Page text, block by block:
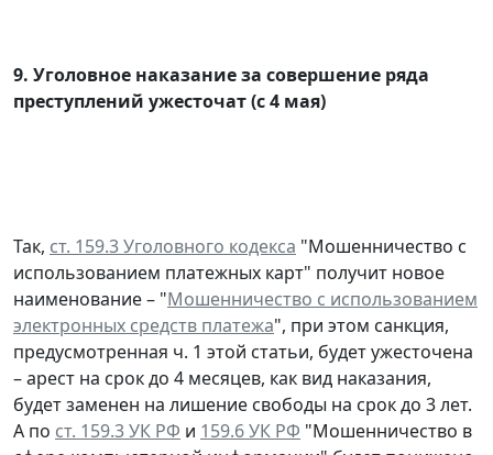
9. Уголовное наказание за совершение ряда
преступлений ужесточат (с 4 мая)
Так, ст. 159.3 Уголовного кодекса "Мошенничество с
использованием платежных карт" получит новое
наименование – "Мошенничество с использованием
электронных средств платежа", при этом санкция,
предусмотренная ч. 1 этой статьи, будет ужесточена
– арест на срок до 4 месяцев, как вид наказания,
будет заменен на лишение свободы на срок до 3 лет.
А по ст. 159.3 УК РФ и 159.6 УК РФ "Мошенничество в